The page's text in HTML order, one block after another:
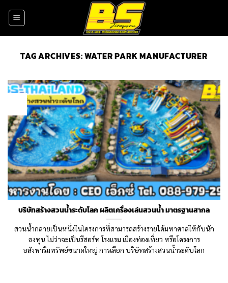
TAG ARCHIVES:WATER PARK MANUFACTURER
บริษัทสร้างสวนน้ำระดับโลก ผลิตเครื่องเล่นสวนน้ำ มาตรฐานสากล
สวนน้ำกลายเป็นหนึ่งในโครงการที่สามารถสร้างรายได้มหาศาลให้กับนัก
ลงทุน ไม่ว่าจะเป็นรีสอร์ท โรงแรม เมืองท่องเที่ยว หรือโครงการ
อสังหาริมทรัพย์ขนาดใหญ่ การเลือก บริษัทสร้างสวนน้ำระดับโลก